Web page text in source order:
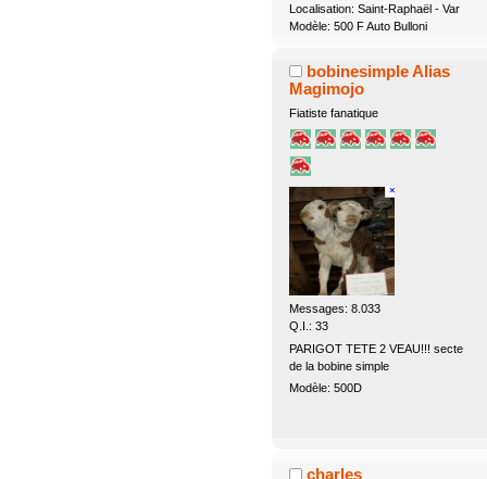
Localisation: Saint-Raphaël - Var
Modèle: 500 F Auto Bulloni
bobinesimple Alias
Magimojo
Fiatiste fanatique
Messages: 8.033
Q.I.: 33
PARIGOT TETE 2 VEAU!!! secte
de la bobine simple
Modèle: 500D
charles